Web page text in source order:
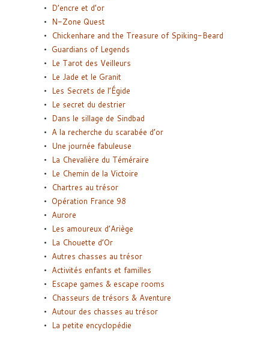
D’encre et d’or
N-Zone Quest
Chickenhare and the Treasure of Spiking-Beard
Guardians of Legends
Le Tarot des Veilleurs
Le Jade et le Granit
Les Secrets de l’Égide
Le secret du destrier
Dans le sillage de Sindbad
A la recherche du scarabée d’or
Une journée fabuleuse
La Chevalière du Téméraire
Le Chemin de la Victoire
Chartres au trésor
Opération France 98
Aurore
Les amoureux d’Ariège
La Chouette d’Or
Autres chasses au trésor
Activités enfants et familles
Escape games & escape rooms
Chasseurs de trésors & Aventure
Autour des chasses au trésor
La petite encyclopédie